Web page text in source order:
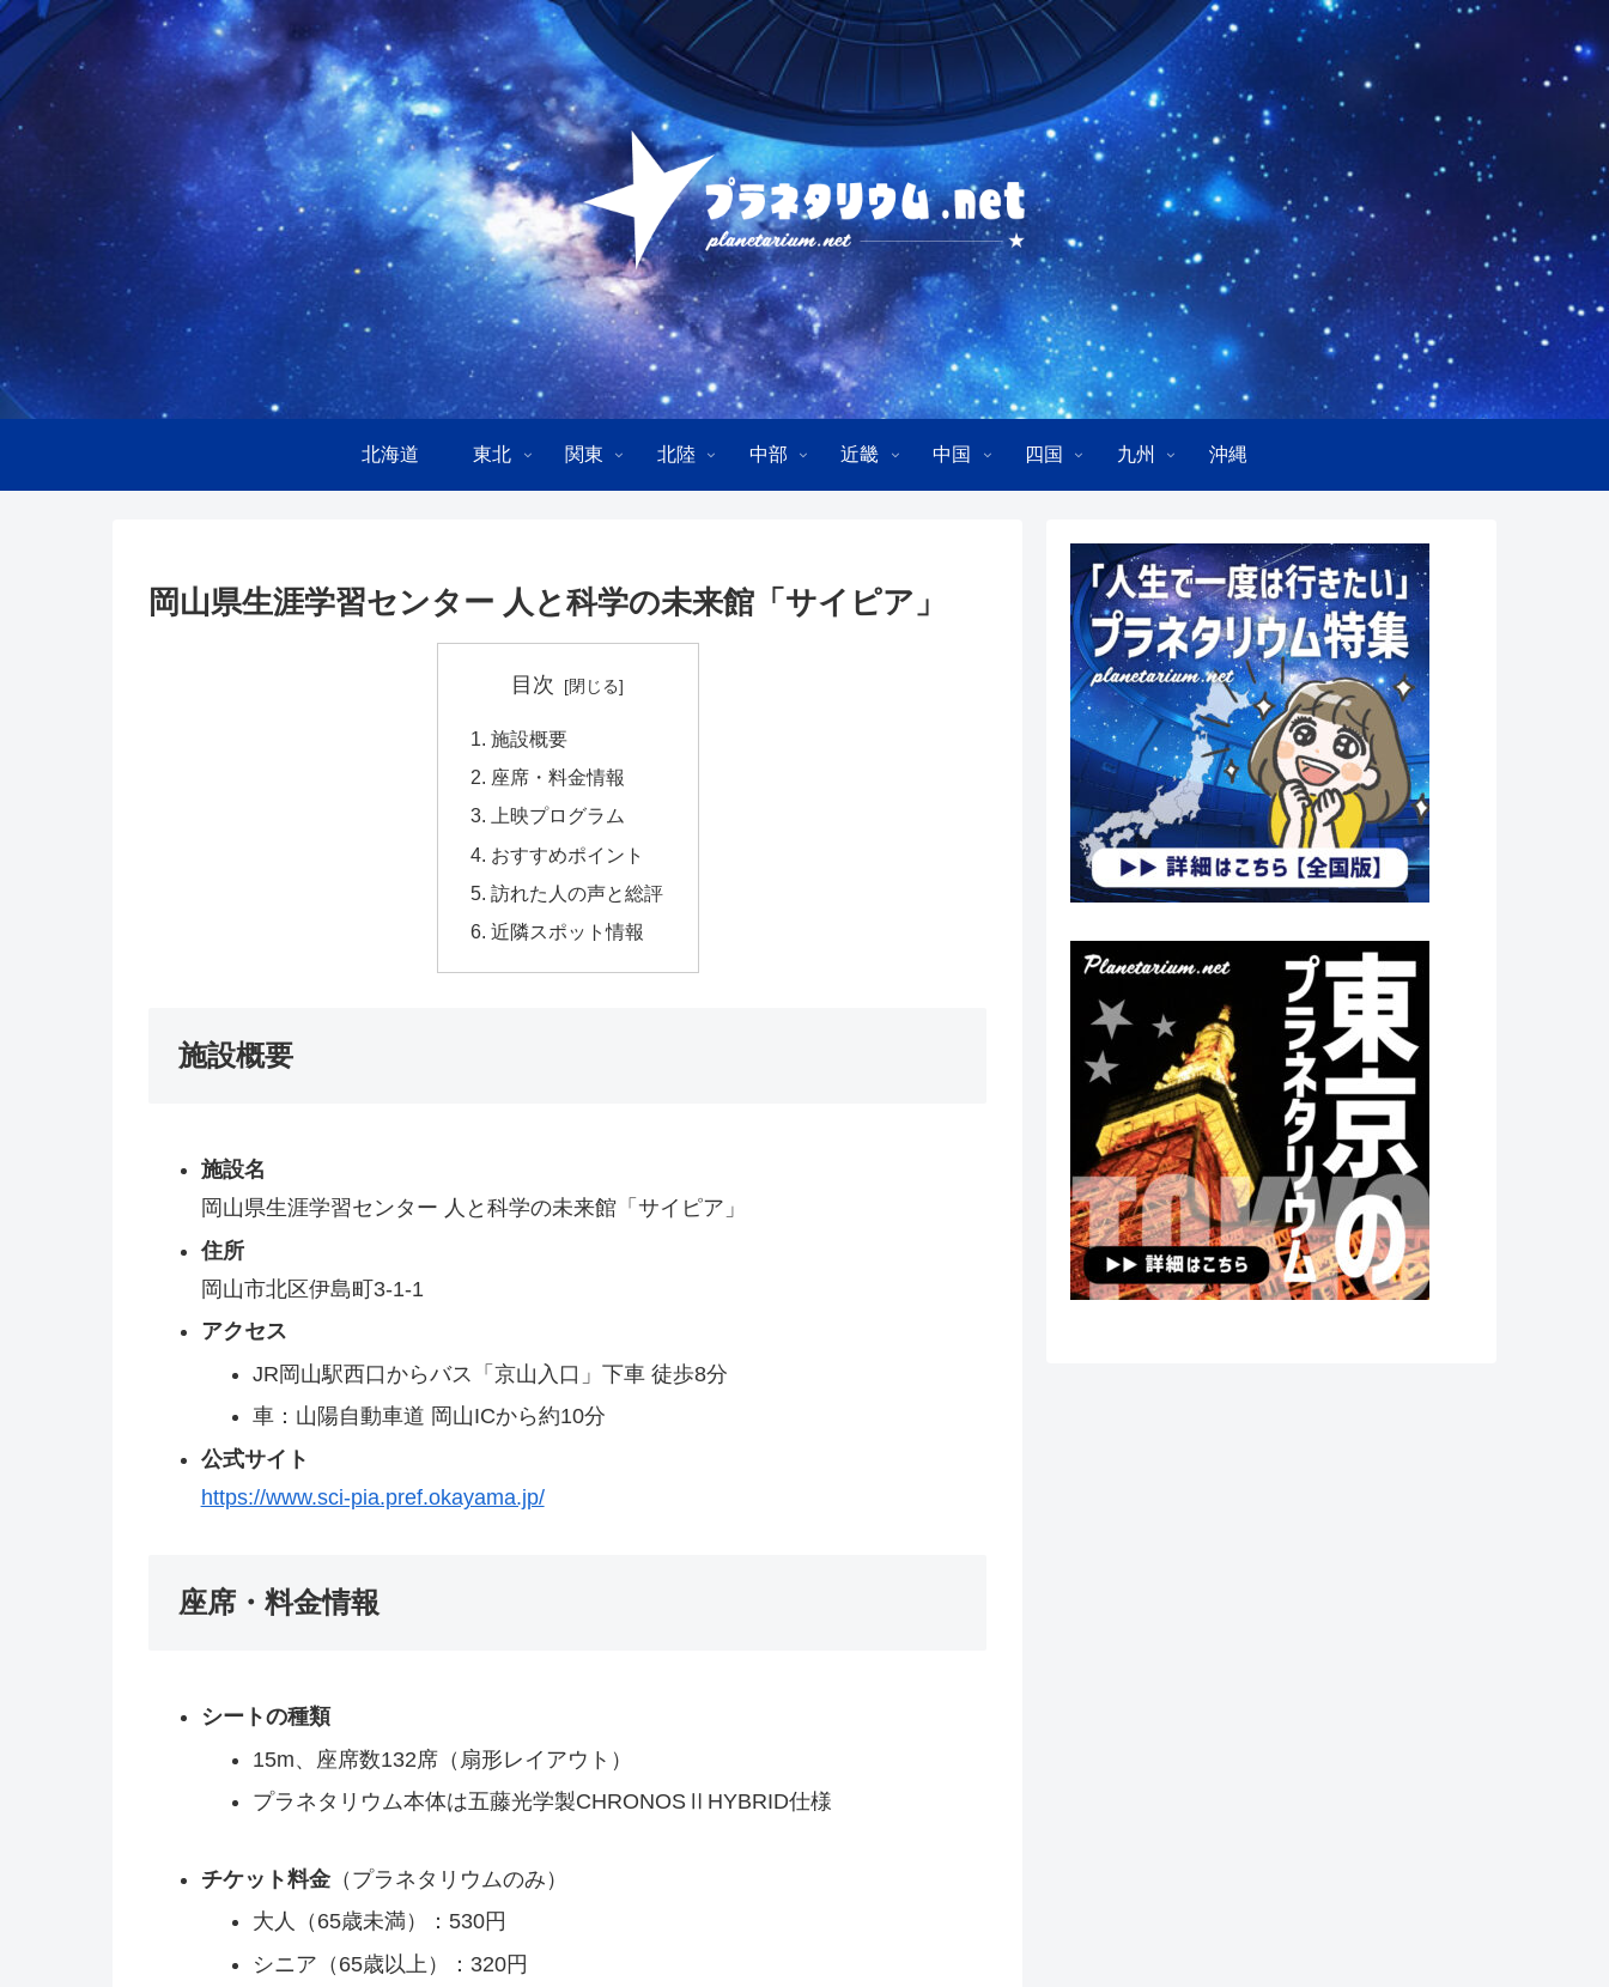
北海道 東北 関東 北陸 中部 近畿 中国 四国 九州 沖縄
岡山県生涯学習センター 人と科学の未来館「サイピア」
目次
施設概要
座席・料金情報
上映プログラム
おすすめポイント
訪れた人の声と総評
近隣スポット情報
施設概要
施設名
岡山県生涯学習センター 人と科学の未来館「サイピア」
住所
岡山市北区伊島町3-1-1
アクセス
JR岡山駅西口からバス「京山入口」下車 徒歩8分
車：山陽自動車道 岡山ICから約10分
公式サイト
https://www.sci-pia.pref.okayama.jp/
座席・料金情報
シートの種類
15m、座席数132席（扇形レイアウト）
プラネタリウム本体は五藤光学製CHRONOSⅡHYBRID仕様
チケット料金（プラネタリウムのみ）
大人（65歳未満）：530円
シニア（65歳以上）：320円